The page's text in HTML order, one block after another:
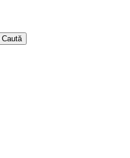
Caută